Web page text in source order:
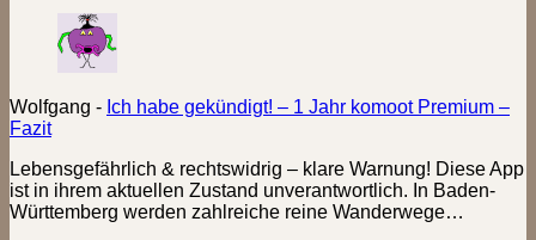
Wolfgang - Ich habe gekündigt! – 1 Jahr komoot Premium –
Fazit
Lebensgefährlich & rechtswidrig – klare Warnung! Diese App
ist in ihrem aktuellen Zustand unverantwortlich. In Baden-
Württemberg werden zahlreiche reine Wanderwege…